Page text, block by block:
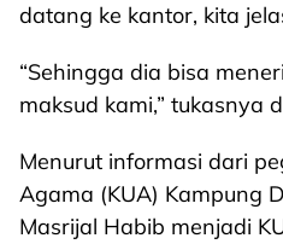
datang ke kantor, kita
“Sehingga dia bisa
maksud kami,” tukasnya
Menurut informasi dari
Agama (KUA) Kampung
Masrijal Habib menjadi